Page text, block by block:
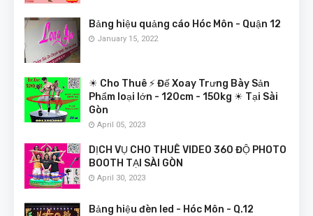
Bảng hiệu quảng cáo Hóc Môn - Quận 12
January 15, 2022
☀ Cho Thuê ⚡ Đế Xoay Trưng Bày Sản
Phẩm loại lớn - 120cm - 150kg ☀ Tại Sài
Gòn
April 05, 2023
DỊCH VỤ CHO THUÊ VIDEO 360 ĐỘ PHOTO
BOOTH TẠI SÀI GÒN
April 30, 2023
Bảng hiệu đèn led - Hóc Môn - Q.12